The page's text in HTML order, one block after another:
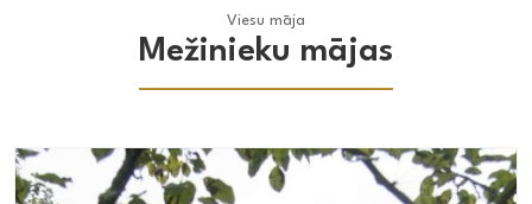
Viesu māja
Mežinieku mājas